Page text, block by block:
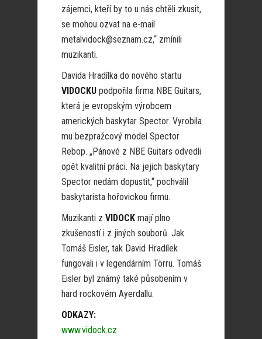
zájemci, kteří by to u nás chtěli zkusit,
se mohou ozvat na e-mail
metalvidock@seznam.cz,“ zmínili
muzikanti.
Davida Hradílka do nového startu
VIDOCKU podpořila firma NBE Guitars,
která je evropským výrobcem
amerických baskytar Spector. Vyrobila
mu bezpražcový model Spector
Rebop. „Pánové z NBE Guitars odvedli
opět kvalitní práci. Na jejich baskytary
Spector nedám dopustit,“ pochválil
baskytarista hořovickou firmu.
Muzikanti z VIDOCK mají plno
zkušeností i z jiných souborů. Jak
Tomáš Eisler, tak David Hradílek
fungovali i v legendárním Törru. Tomáš
Eisler byl známý také působením v
hard rockovém Ayerdallu.
ODKAZY:
www.vidock.cz